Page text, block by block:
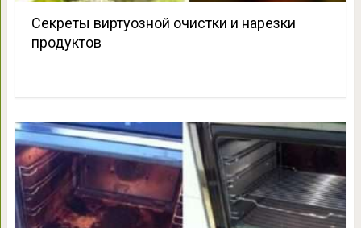
Секреты виртуозной очистки и нарезки
продуктов